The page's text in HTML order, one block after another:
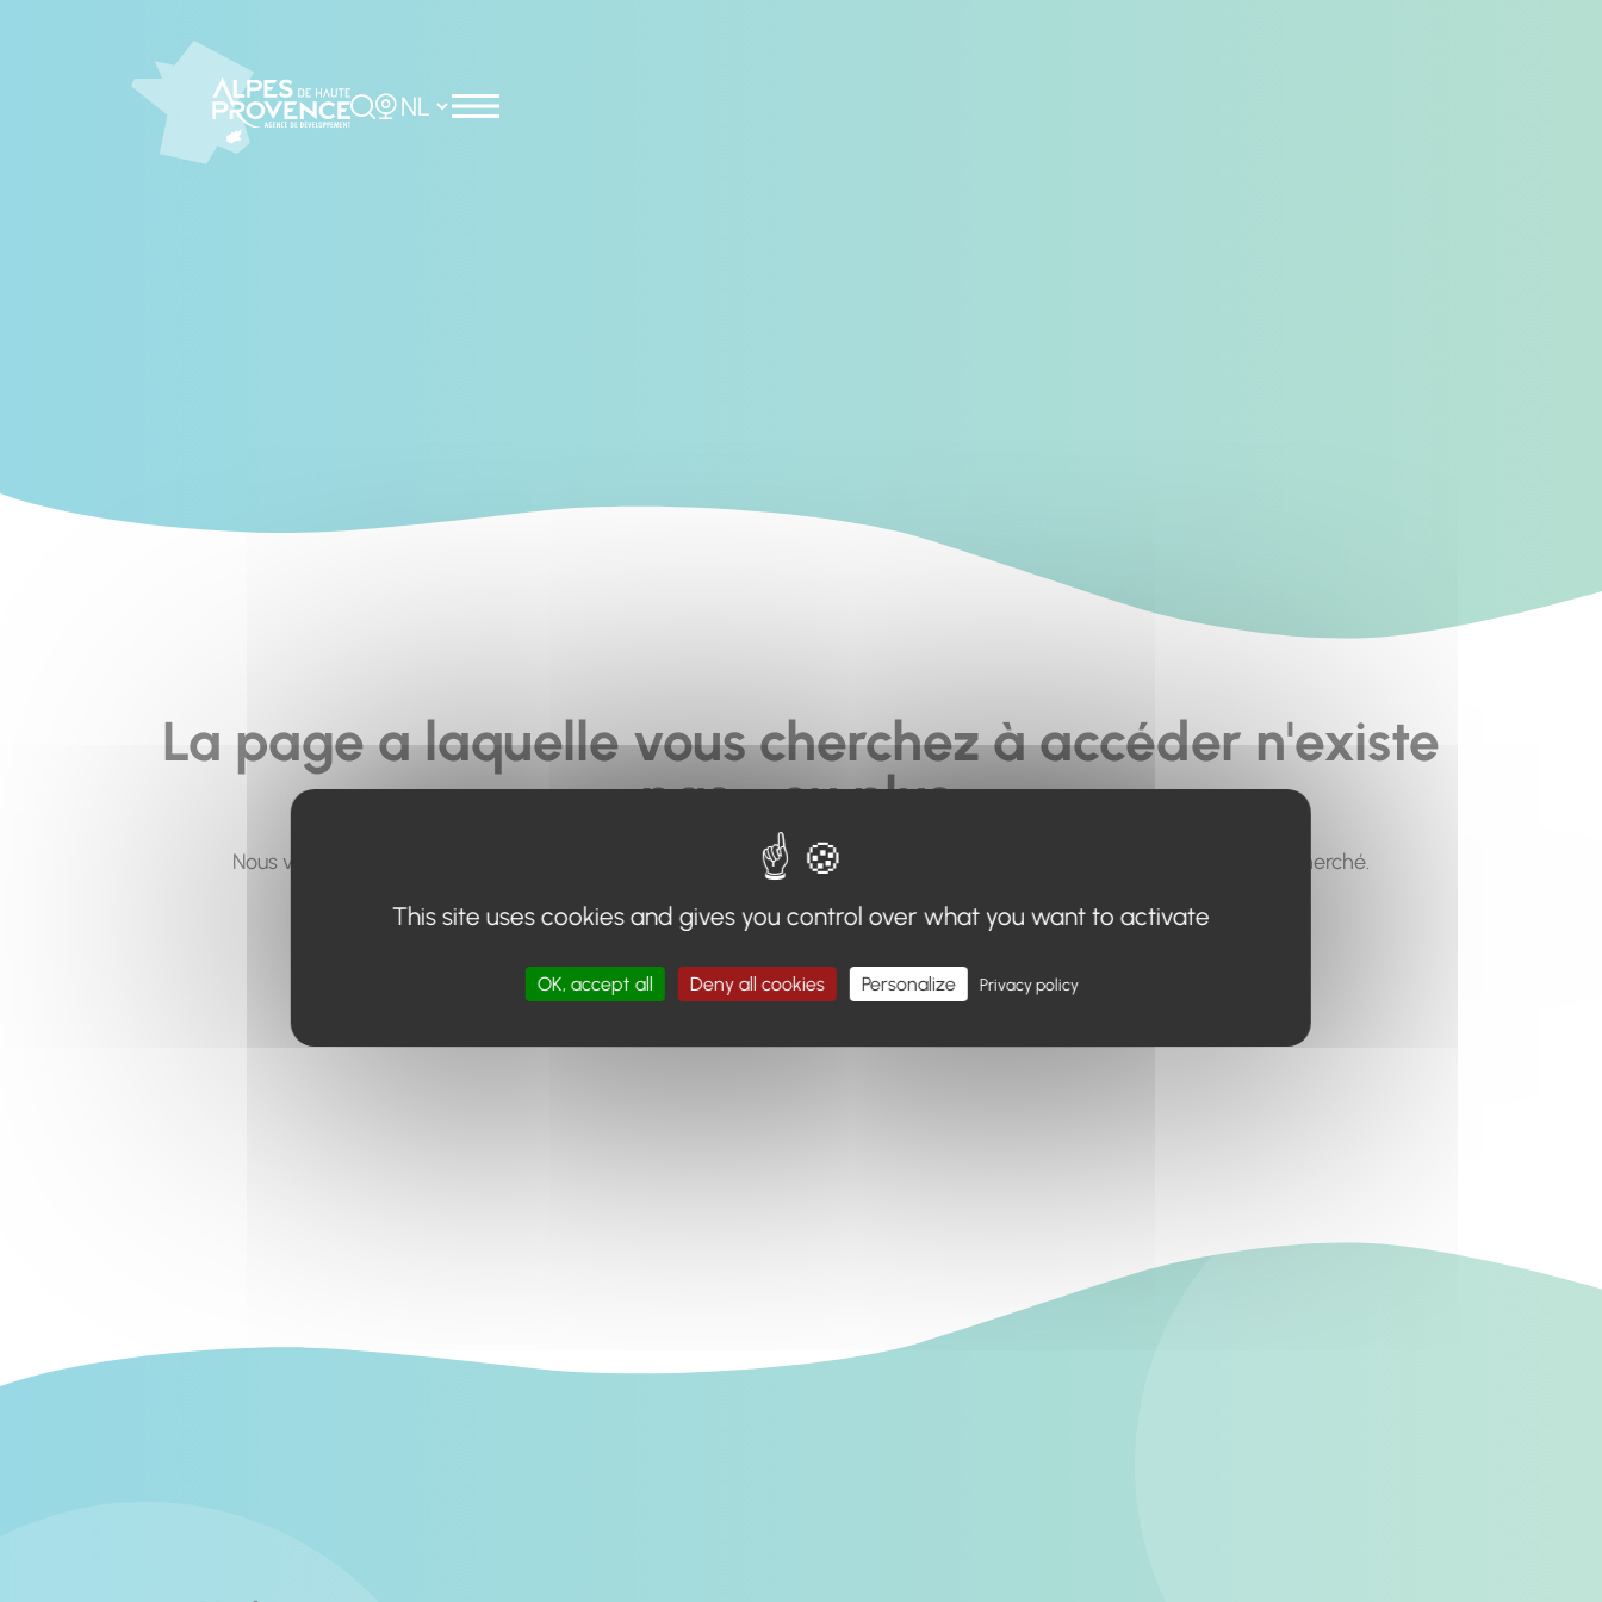
Rechercher
Choisir la langue
La page a laquelle vous cherchez à accéder n'existe
pas... ou plus.
Nous vous invitons à utiliser le moteur de recherche en haut de page, ou à utiliser le menu pour trouver le contenu recherché.
Retour à l'accueil
This site uses cookies and gives you control over what you want to activate
OK, accept all Deny all cookies Personalize Privacy policy